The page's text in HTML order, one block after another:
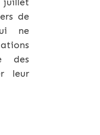
de
ne
des
leur